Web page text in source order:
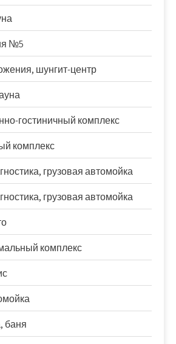
№5
шунгит-центр
гостиничный комплекс
комплекс
грузовая автомойка
грузовая автомойка
комплекс
баня